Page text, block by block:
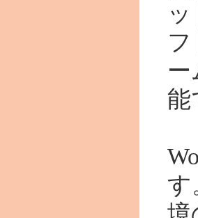
能
す